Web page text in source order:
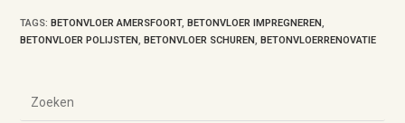
TAGS: BETONVLOER AMERSFOORT, BETONVLOER IMPREGNEREN,
BETONVLOER POLIJSTEN, BETONVLOER SCHUREN, BETONVLOERRENOVATIE